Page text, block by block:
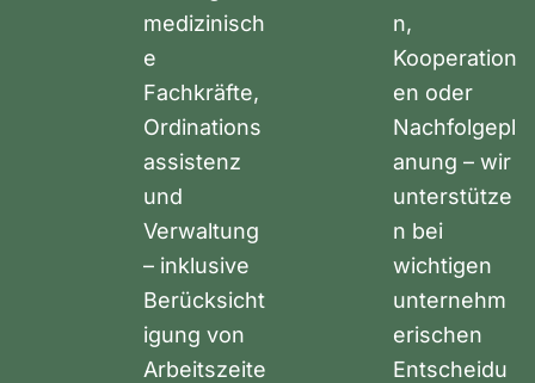
medizinisch
e
Fachkräfte,
Ordinations
assistenz
und
Verwaltung
– inklusive
Berücksicht
igung von
Arbeitszeite
n,
Kooperation
en oder
Nachfolgepl
anung – wir
unterstütze
n bei
wichtigen
unternehm
erischen
Entscheidu